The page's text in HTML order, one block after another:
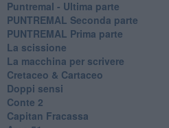
Puntremal - Ultima parte
PUNTREMAL Seconda parte
​PUNTREMAL Prima parte
La scissione
La macchina per scrivere
Cretaceo & Cartaceo
Doppi sensi
​Conte 2
​Capitan Fracassa